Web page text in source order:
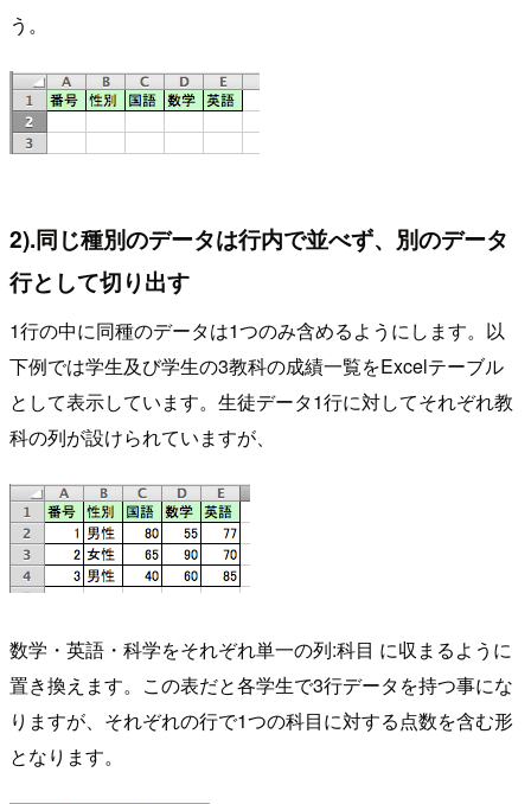
う。
2).同じ種別のデータは行内で並べず、別のデータ
行として切り出す
1行の中に同種のデータは1つのみ含めるようにします。以
下例では学生及び学生の3教科の成績一覧をExcelテーブル
として表示しています。生徒データ1行に対してそれぞれ教
科の列が設けられていますが、
数学・英語・科学をそれぞれ単一の列:科目 に収まるように
置き換えます。この表だと各学生で3行データを持つ事にな
りますが、それぞれの行で1つの科目に対する点数を含む形
となります。